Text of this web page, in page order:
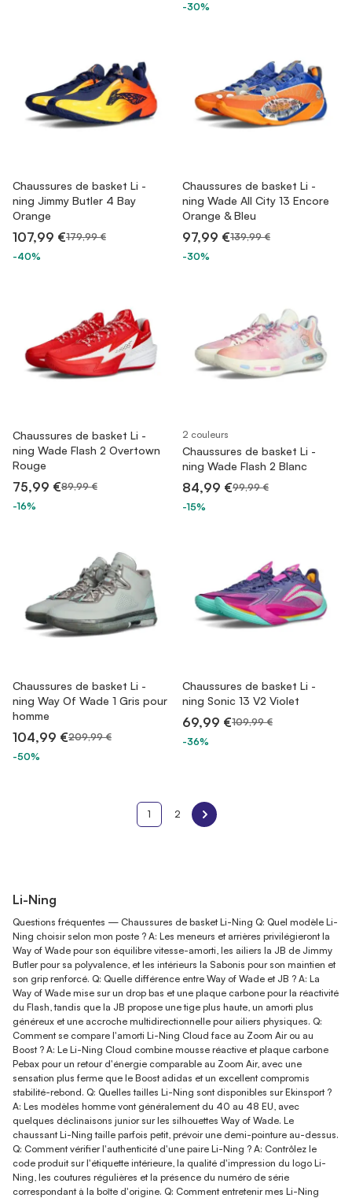
-30%
Chaussures de basket Li -
ning Jimmy Butler 4 Bay
Orange
107,99 €179,99 €
-40%
Chaussures de basket Li -
ning Wade All City 13 Encore
Orange & Bleu
97,99 €139,99 €
-30%
Chaussures de basket Li -
ning Wade Flash 2 Overtown
Rouge
75,99 €89,99 €
-16%
2 couleurs
Chaussures de basket Li -
ning Wade Flash 2 Blanc
84,99 €99,99 €
-15%
Chaussures de basket Li -
ning Way Of Wade 1 Gris pour
homme
104,99 €209,99 €
-50%
Chaussures de basket Li -
ning Sonic 13 V2 Violet
69,99 €109,99 €
-36%
1 2
Li-Ning
Questions fréquentes — Chaussures de basket Li-Ning Q: Quel modèle Li-
Ning choisir selon mon poste ? A: Les meneurs et arrières privilégieront la
Way of Wade pour son équilibre vitesse-amorti, les ailiers la JB de Jimmy
Butler pour sa polyvalence, et les intérieurs la Sabonis pour son maintien et
son grip renforcé. Q: Quelle différence entre Way of Wade et JB ? A: La
Way of Wade mise sur un drop bas et une plaque carbone pour la réactivité
du Flash, tandis que la JB propose une tige plus haute, un amorti plus
généreux et une accroche multidirectionnelle pour ailiers physiques. Q:
Comment se compare l'amorti Li-Ning Cloud face au Zoom Air ou au
Boost ? A: Le Li-Ning Cloud combine mousse réactive et plaque carbone
Pebax pour un retour d'énergie comparable au Zoom Air, avec une
sensation plus ferme que le Boost adidas et un excellent compromis
stabilité-rebond. Q: Quelles tailles Li-Ning sont disponibles sur Ekinsport ?
A: Les modèles homme vont généralement du 40 au 48 EU, avec
quelques déclinaisons junior sur les silhouettes Way of Wade. Le
chaussant Li-Ning taille parfois petit, prévoir une demi-pointure au-dessus.
Q: Comment vérifier l'authenticité d'une paire Li-Ning ? A: Contrôlez le
code produit sur l'étiquette intérieure, la qualité d'impression du logo Li-
Ning, les coutures régulières et la présence du numéro de série
correspondant à la boîte d'origine. Q: Comment entretenir mes Li-Ning